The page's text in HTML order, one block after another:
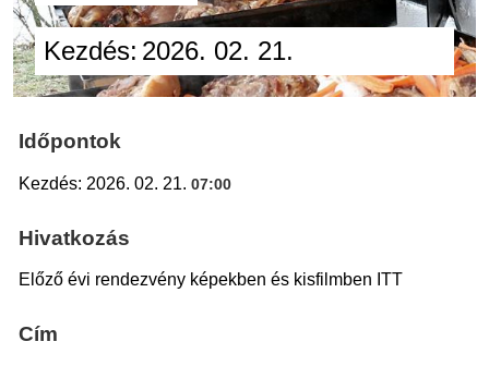
Kezdés: 2026. 02. 21.
Időpontok
Kezdés: 2026. 02. 21.07:00
Hivatkozás
Előző évi rendezvény képekben és kisfilmben ITT
Cím